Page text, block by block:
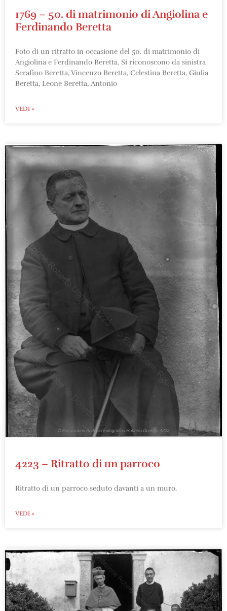
1769 – 50. di matrimonio di Angiolina e
Ferdinando Beretta
Foto di un ritratto in occasione del 50. di matrimonio di
Angiolina e Ferdinando Beretta. Si riconoscono da sinistra
Serafino Beretta, Vincenzo Beretta, Celestina Beretta, Giulia
Beretta, Leone Beretta, Antonio
VEDI »
4223 – Ritratto di un parroco
Ritratto di un parroco seduto davanti a un muro.
VEDI »